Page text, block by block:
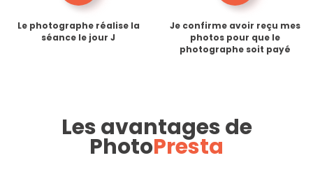
Le photographe réalise la
séance le jour J
Je confirme avoir reçu mes
photos pour que le
photographe soit payé
Les avantages de
PhotoPresta